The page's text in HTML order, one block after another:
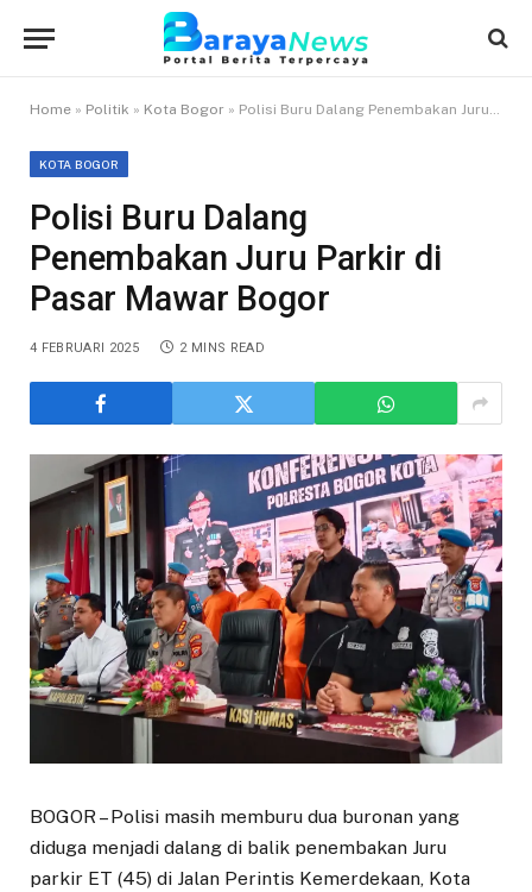
Home » Politik » Kota Bogor » Polisi Buru Dalang Penembakan Juru Parkir di Pasar Mawar Bogor
KOTA BOGOR
Polisi Buru Dalang
Penembakan Juru Parkir di
Pasar Mawar Bogor
4 FEBRUARI 2025 2 MINS READ
BOGOR – Polisi masih memburu dua buronan yang
diduga menjadi dalang di balik penembakan Juru
parkir ET (45) di Jalan Perintis Kemerdekaan, Kota